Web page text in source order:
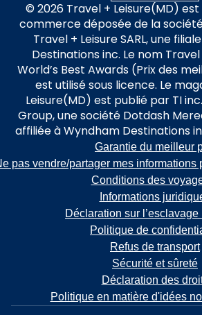
© 2026 Travel + Leisure(MD)
commerce déposée de la
Travel + Leisure SARL, une
Destinations inc. Le nom
World’s Best Awards (Prix des
est utilisé sous licence. Le
Leisure(MD) est publié par TI
Group, une société Dotdash
affiliée à Wyndham Destinations
Garantie du meilleur
pas vendre/partager mes informations
Conditions des
Informations
Déclaration sur
Politique de
Refus de transport
Sécurité et sûreté
Déclaration des
Politique en matière d'idées